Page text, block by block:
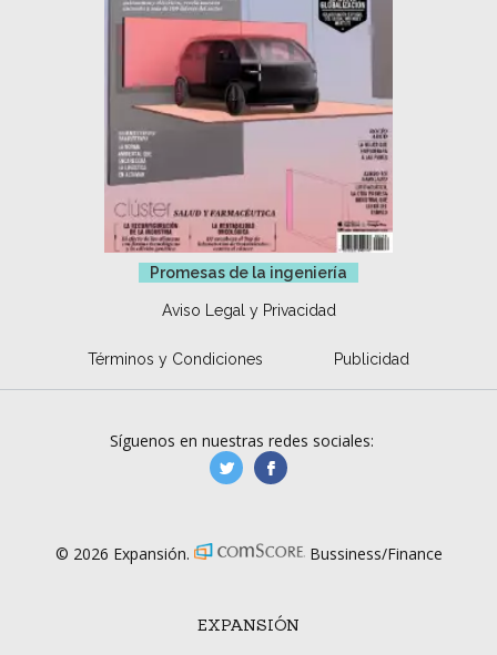
Promesas de la ingeniería
Aviso Legal y Privacidad
Términos y Condiciones Publicidad
EXPANSIÓN
Síguenos en nuestras redes sociales:
manufacturaGE
© 2026 Expansión. Bussiness/Finance